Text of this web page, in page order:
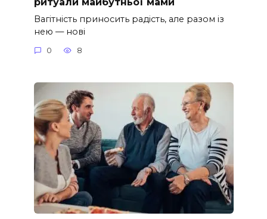
Вагітність приносить радість, але разом із
нею — нові
0 8